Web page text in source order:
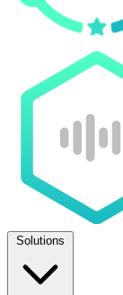
Solutions